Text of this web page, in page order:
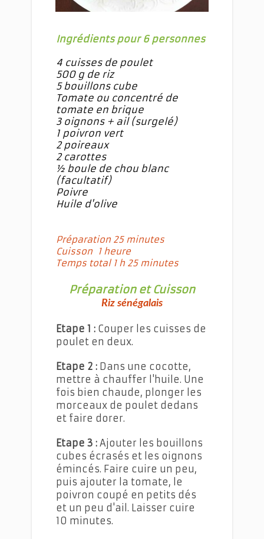
Ingrédients pour 6 personnes
4 cuisses de poulet
500 g de riz
5 bouillons cube
Tomate ou concentré de
tomate en brique
3 oignons + ail (surgelé)
1 poivron vert
2 poireaux
2 carottes
½ boule de chou blanc
(facultatif)
Poivre
Huile d'olive
Préparation 25 minutes
Cuisson 1 heure
Temps total 1 h 25 minutes
Préparation et Cuisson
Riz sénégalais
Etape 1 : Couper les cuisses de
poulet en deux.
Etape 2 : Dans une cocotte,
mettre à chauffer l'huile. Une
fois bien chaude, plonger les
morceaux de poulet dedans
et faire dorer.
Etape 3 : Ajouter les bouillons
cubes écrasés et les oignons
émincés. Faire cuire un peu,
puis ajouter la tomate, le
poivron coupé en petits dés
et un peu d'ail. Laisser cuire
10 minutes.